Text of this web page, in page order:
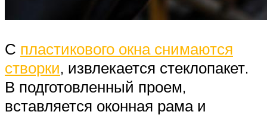
С пластикового окна снимаются
створки, извлекается стеклопакет.
В подготовленный проем,
вставляется оконная рама и